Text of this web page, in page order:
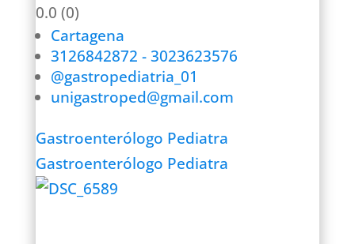
0.0 (0)
Cartagena
3126842872 - 3023623576
@gastropediatria_01
unigastroped@gmail.com
Gastroenterólogo Pediatra
Gastroenterólogo Pediatra